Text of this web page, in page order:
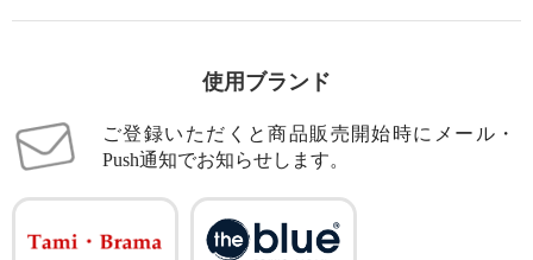
使用ブランド
ご登録いただくと商品販売開始時にメール・
Push通知でお知らせします。